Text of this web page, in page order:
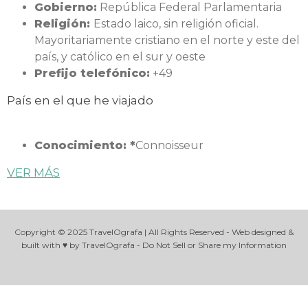
Gobierno: República Federal Parlamentaria
Religión: Estado laico, sin religión oficial.
Mayoritariamente cristiano en el norte y este del
país, y católico en el sur y oeste
Prefijo telefónico: +49
País en el que he viajado
Conocimiento: *Connoisseur
VER MÁS
Copyright © 2025 TravelOgrafa | All Rights Reserved - Web designed &
built with ♥ by TravelOgrafa - Do Not Sell or Share my Information